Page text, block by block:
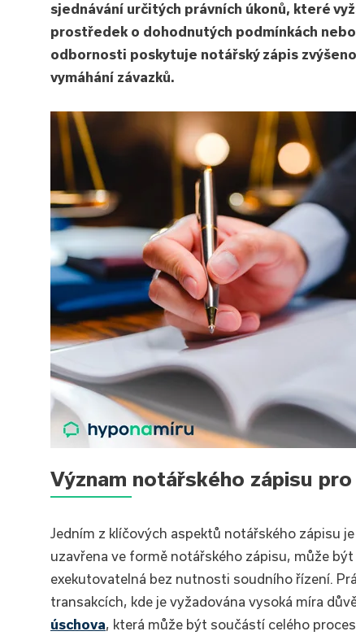
sjednávání určitých právních úkonů, které
prostředek o dohodnutých podmínkách
odbornosti poskytuje notářský zápis
vymáhání závazků.
Význam notářského zápisu
Jedním z klíčových aspektů notářského zápisu
uzavřena ve formě notářského zápisu, může
exekutovatelná bez nutnosti soudního řízení.
transakcích, kde je vyžadována vysoká míra
úschova, která může být součástí celého